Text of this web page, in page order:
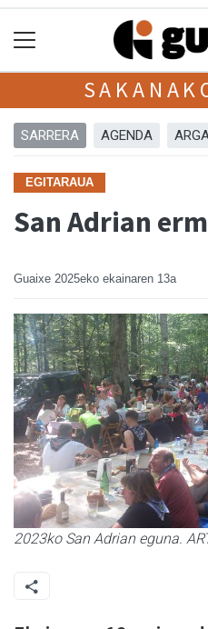
SARRERA AGENDA
EGITARAUA
San Adrian
Guaixe 2025eko ekainaren 13a
2023ko San Adrian eguna.